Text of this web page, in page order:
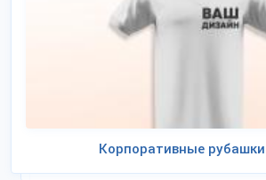
Корпоративные